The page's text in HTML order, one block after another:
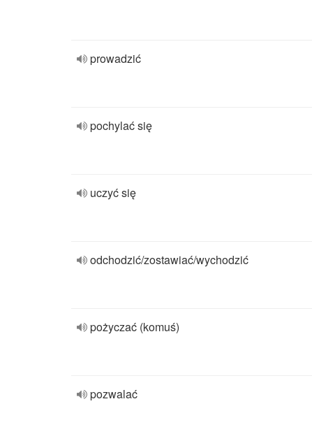
prowadzić
pochylać się
uczyć się
odchodzić/zostawiać/wychodzić
pożyczać (komuś)
pozwalać